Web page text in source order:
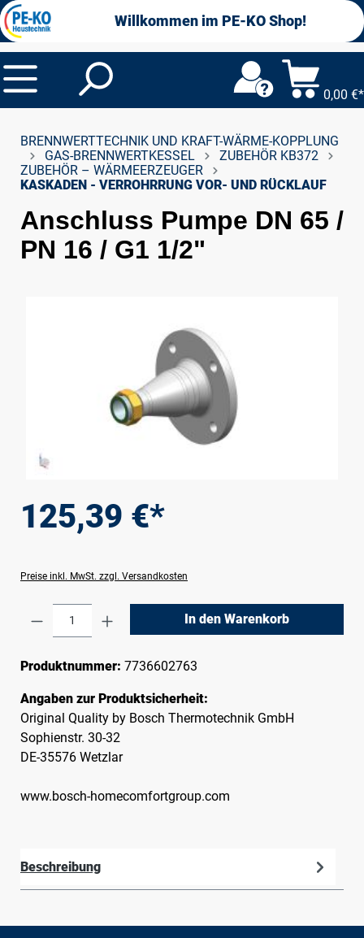
springen Willkommen im PE-KO Shop!
0,00 €*
BRENNWERTTECHNIK UND KRAFT-WÄRME-KOPPLUNG
GAS-BRENNWERTKESSEL
ZUBEHÖR KB372
ZUBEHÖR – WÄRMEERZEUGER
KASKADEN - VERROHRRUNG VOR- UND RÜCKLAUF
Anschluss Pumpe DN 65 /
PN 16 / G1 1/2"
125,39 €*
Preise inkl. MwSt. zzgl. Versandkosten
Produkt Anzahl: Gib den gewünschten
In den Warenkorb
Produktnummer: 7736602763
Angaben zur Produktsicherheit:
Original Quality by Bosch Thermotechnik GmbH
Sophienstr. 30-32
DE-35576 Wetzlar
www.bosch-homecomfortgroup.com
Beschreibung